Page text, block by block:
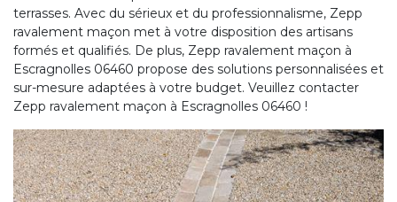
terrasses. Avec du sérieux et du professionnalisme, Zepp
ravalement maçon met à votre disposition des artisans
formés et qualifiés. De plus, Zepp ravalement maçon à
Escragnolles 06460 propose des solutions personnalisées et
sur-mesure adaptées à votre budget. Veuillez contacter
Zepp ravalement maçon à Escragnolles 06460 !